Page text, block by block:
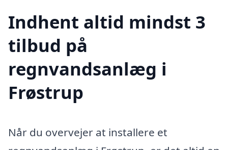
Indhent altid mindst 3
tilbud på
regnvandsanlæg i
Frøstrup
Når du overvejer at installere et